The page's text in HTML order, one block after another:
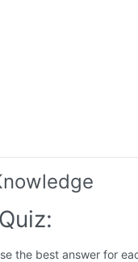
the best answer for